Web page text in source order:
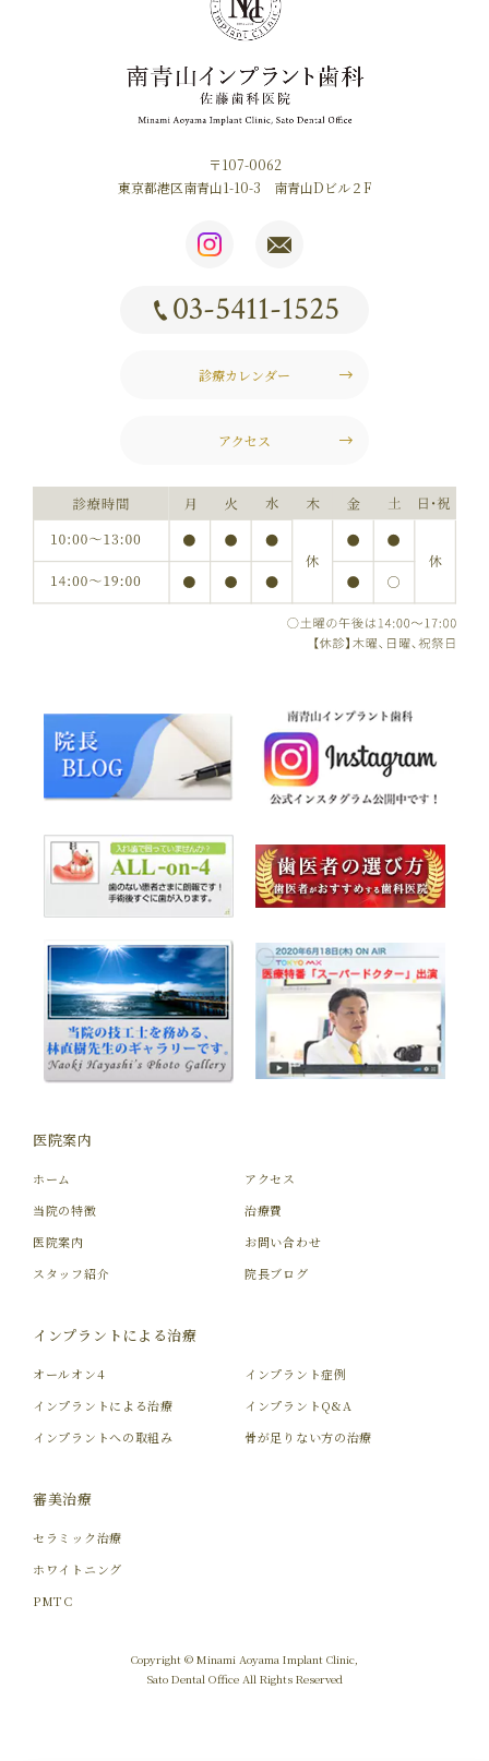
〒107-0062
東京都港区南青山1-10-3 南青山Dビル２F
03-5411-1525
診療カレンダー
アクセス
医院案内
ホーム
当院の特徴
医院案内
スタッフ紹介
アクセス
治療費
お問い合わせ
院長ブログ
インプラントによる治療
オールオン4
インプラントによる治療
インプラントへの取組み
インプラント症例
インプラントQ&A
骨が足りない方の治療
審美治療
セラミック治療
ホワイトニング
PMTC
Copyright © Minami Aoyama Implant Clinic,
Sato Dental Office All Rights Reserved